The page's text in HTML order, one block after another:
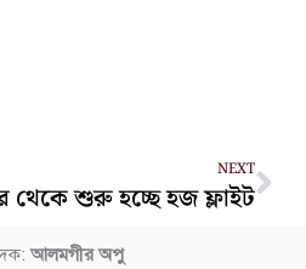
NEXT
থেকে শুরু হচ্ছে হজ ফ্লাইট
Next
আলমগীর অপু